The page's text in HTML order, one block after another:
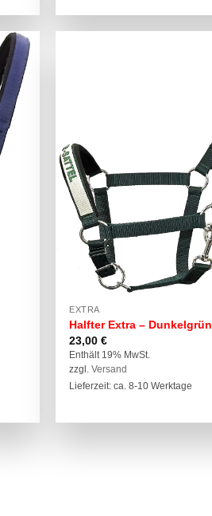
EXTRA
Halfter Extra – Dunkelgrün
23,00€
Enthält 19% MwSt.
zzgl.Versand
Lieferzeit: ca. 8-10 Werktage